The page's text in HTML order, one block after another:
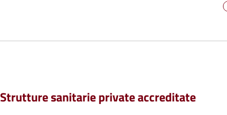
Strutture sanitarie private accreditate